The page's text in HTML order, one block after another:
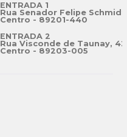
ENTRADA 1
Rua Senador Felipe
Centro - 89201-440
ENTRADA 2
Rua Visconde de Taunay,
Centro - 89203-005